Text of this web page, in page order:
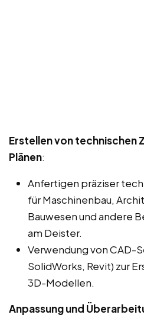
Erstellen von technischen
Plänen:
Anfertigen präziser
für Maschinenbau,
Bauwesen und andere
am Deister.
Verwendung von CAD-
SolidWorks, Revit) zur
3D-Modellen.
Anpassung und